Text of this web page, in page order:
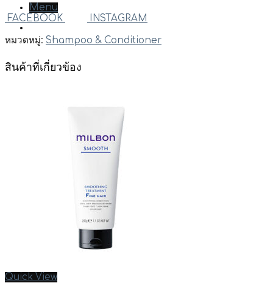
Menu
FACEBOOK INSTAGRAM
หมวดหมู่: Shampoo & Conditioner
สินค้าที่เกี่ยวข้อง
Quick View